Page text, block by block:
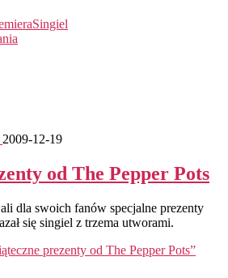
Singiel
2009-12-19
od The Pepper Pots
dla swoich fanów specjalne prezenty
się singiel z trzema utworami.
prezenty od The Pepper Pots”